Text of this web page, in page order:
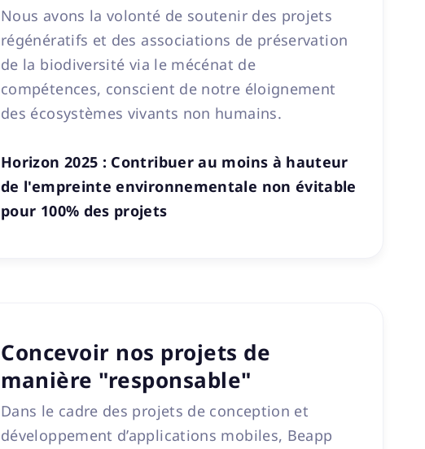
Nous avons la volonté de soutenir des projets
régénératifs et des associations de préservation
de la biodiversité via le mécénat de
compétences, conscient de notre éloignement
des écosystèmes vivants non humains.
Horizon 2025 : Contribuer au moins à hauteur
de l'empreinte environnementale non évitable
pour 100% des projets
Concevoir nos projets de
manière "responsable"
Dans le cadre des projets de conception et
développement d’applications mobiles, Beapp